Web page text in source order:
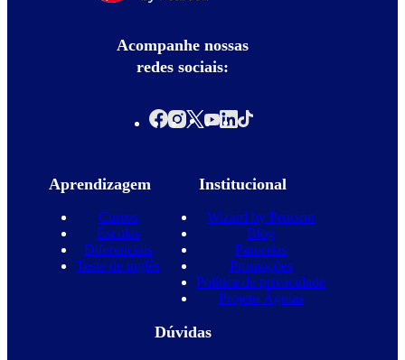
Acompanhe nossas
redes sociais:
Aprendizagem
Cursos
Escolas
Diferenciais
Teste de inglês
Institucional
Wizard by Pearson
Blog
Parcerias
Promoções
Política de privacidade
Projeto Águias
Dúvidas